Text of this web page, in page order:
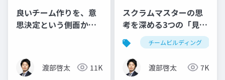
良いチーム作りを、意
思決定という側面から
渡部啓太 11K
スクラムマスターの思
考を深める3つの「見
方」
チームビルディング
渡部啓太 7K